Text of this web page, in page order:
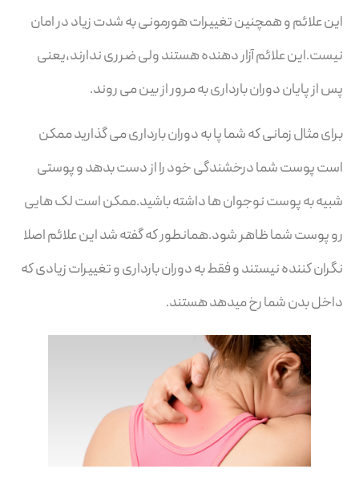
این علائم و همچنین تغییرات هورمونی به شدت زیاد در امان
نیست.این علائم آزار دهنده هستند ولی ضرری ندارند،یعنی
پس از پایان دوران بارداری به مرور از بین می روند.
برای مثال زمانی که شما پا به دوران بارداری می گذارید ممکن
است پوست شما درخشندگی خود را از دست بدهد و پوستی
شبیه به پوست نوجوان ها داشته باشید.ممکن است لک هایی
رو پوست شما ظاهر شود.همانطور که گفته شد این علائم اصلا
نگران کننده نیستند و فقط به دوران بارداری و تغییرات زیادی که
داخل بدن شما رخ میدهد هستند.